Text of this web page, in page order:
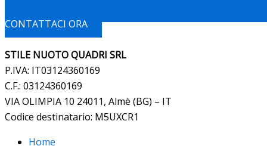
CONTATTACI ORA
STILE NUOTO QUADRI SRL
P.IVA: IT03124360169
C.F.: 03124360169
VIA OLIMPIA 10 24011, Almè (BG) – IT
Codice destinatario: M5UXCR1
Home